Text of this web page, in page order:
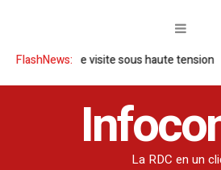
FlashNews:
: une visite sous haute tension
La RDC en un